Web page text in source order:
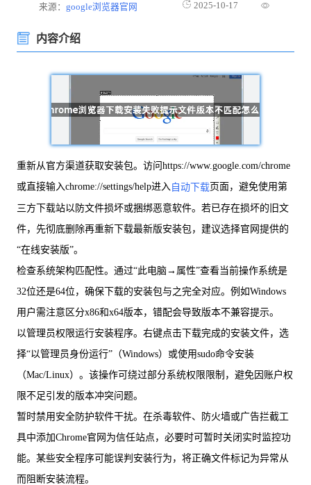
来源：google浏览器官网 2025-10-17
内容介绍
重新从官方渠道获取安装包。访问https://www.google.com/chrome
或直接输入chrome://settings/help进入 自动下载页面，避免使用第
三方下载站以防文件损坏或捆绑恶意软件。若已存在损坏的旧文
件，先彻底删除再重新下载最新版安装包，建议选择官网提供的
“在线安装版”。
检查系统架构匹配性。通过“此电脑→属性”查看当前操作系统是
32位还是64位，确保下载的安装包与之完全对应。例如Windows
用户需注意区分x86和x64版本，错配会导致版本不兼容提示。
以管理员权限运行安装程序。右键点击下载完成的安装文件，选
择“以管理员身份运行”（Windows）或使用sudo命令安装
（Mac/Linux）。该操作可绕过部分系统权限限制，避免因账户权
限不足引发的版本冲突问题。
暂时禁用安全防护软件干扰。在杀毒软件、防火墙或广告拦截工
具中添加Chrome官网为信任站点，必要时可暂时关闭实时监控功
能。某些安全程序可能误判安装行为，将正确文件标记为异常从
而阻断安装流程。